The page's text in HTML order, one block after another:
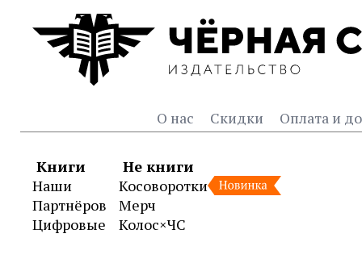
О нас Скидки Оплата и
Книги
Наши
Партнёров
Цифровые
Не книги
Косоворотки
Мерч
Колос×ЧС